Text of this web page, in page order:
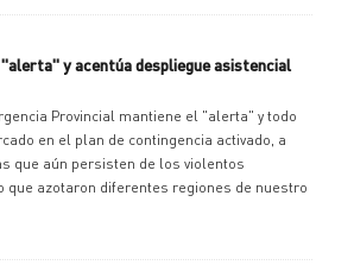
y acentúa despliegue asistencial
Provincial mantiene el "alerta" y todo
en el plan de contingencia activado, a
que aún persisten de los violentos
que azotaron diferentes regiones de nuestro